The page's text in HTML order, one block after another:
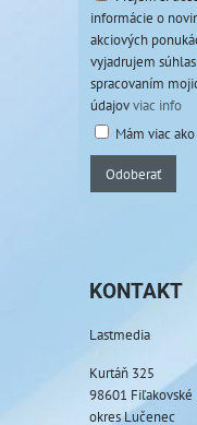
informácie o
akciových
vyjadrujem
spracovaním
údajovviac info
Mám viac
Odoberať
KONTAKT
Lastmedia
Kurtáň 325
98601 Fiľakovské
okres Lučenec